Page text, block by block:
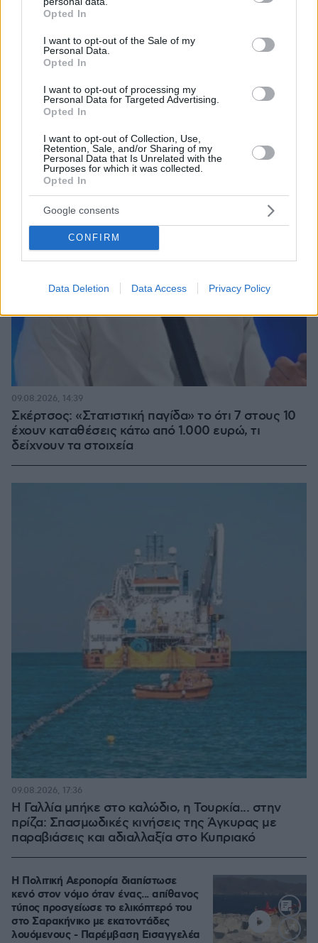
grant or deny consent to Google and its third-party tags to
use your data for below specified purposes in below Google
consent section.
Opted In
I want to opt-out of the Sale of my
Personal Data.
Opted In
I want to opt-out of processing my
Personal Data for Targeted Advertising.
Opted In
I want to opt-out of Collection, Use,
Retention, Sale, and/or Sharing of my
Personal Data that Is Unrelated with the
Purposes for which it was collected.
Opted In
Google consents
CONFIRM
Data Deletion Data Access Privacy Policy
Γιαννακόπουλος για Ολυμπιακό: «Πριν 10 χρόνια
φώναζαν οφσάιντ, δεν ήξεραν ότι η μπάλα του
μπάσκετ είναι πορτοκαλί» - Τι είπε για Αταμάν,
Ομπράντοβιτς και Αγγελόπουλους
Σκέρτσος: «Στατιστική παγίδα» το ότι 7 στους 10
έχουν καταθέσεις κάτω από 1.000 ευρώ, τι
δείχνουν τα στοιχεία
09.08.2026, 14:39
Η Γαλλία μπήκε στο καλώδιο, η Τουρκία... στην
πρίζα: Σπασμωδικές κινήσεις της Άγκυρας με
παραβιάσεις και αδιαλλαξία στο Κυπριακό
09.08.2026, 17:36
Η Πολιτική Αεροπορία διαπίστωσε
κενό στον νόμο όταν ένας... απίθανος
τύπος προσγείωσε το ελικόπτερό του
στο Σαρακήνικο με εκατοντάδες
λουόμενους - Παρέμβαση Εισαγγελέα